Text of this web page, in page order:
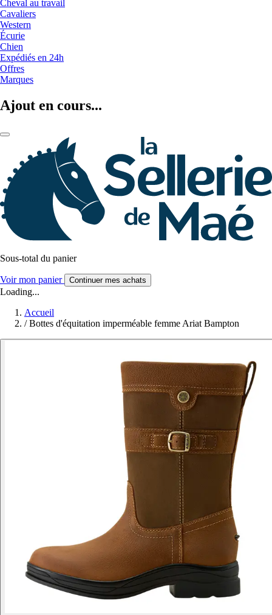
Cheval au travail
Cavaliers
Western
Écurie
Chien
Expédiés en 24h
Offres
Marques
Ajout en cours...
Sous-total du panier
Voir mon panier Continuer mes achats
Loading...
Accueil
/ Bottes d'équitation imperméable femme Ariat Bampton